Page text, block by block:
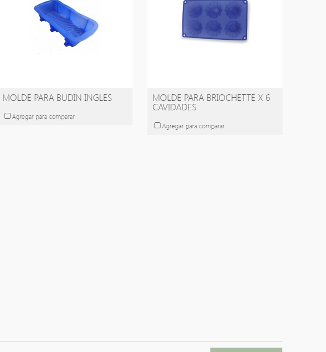
MOLDE PARA BUDIN INGLES
Agregar para comparar
MOLDE PARA BRIOCHETTE X 6
CAVIDADES
Agregar para comparar